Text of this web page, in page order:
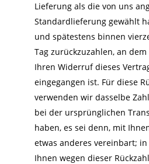
Lieferung als die von uns
Standardlieferung gewählt
und spätestens binnen
Tag zurückzuzahlen, an
Ihren Widerruf dieses
eingegangen ist. Für diese
verwenden wir dasselbe
bei der ursprünglichen
haben, es sei denn, mit
etwas anderes vereinbart;
Ihnen wegen dieser